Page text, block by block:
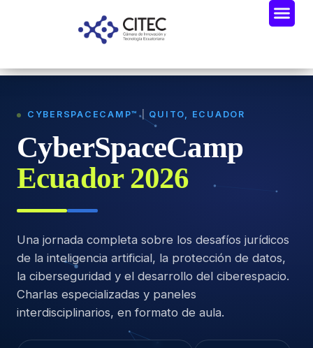
CYBERSPACECAMP™| QUITO, ECUADOR
CyberSpaceCamp
Ecuador 2026
Una jornada completa sobre los desafíos jurídicos
de la inteligencia artificial, la protección de datos,
la ciberseguridad y el desarrollo del ciberespacio.
Charlas especializadas y paneles
interdisciplinarios, en formato de aula.